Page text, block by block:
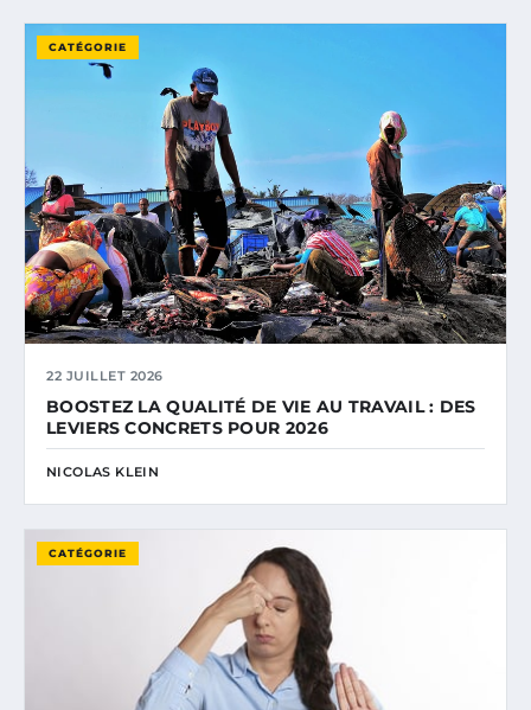
CATÉGORIE
22 JUILLET 2026
BOOSTEZ LA QUALITÉ DE VIE AU TRAVAIL : DES
LEVIERS CONCRETS POUR 2026
NICOLAS KLEIN
CATÉGORIE